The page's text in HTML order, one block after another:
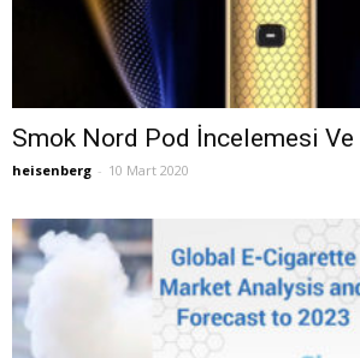
Smok Nord Pod İncelemesi
heisenberg - 10 Mart 2020